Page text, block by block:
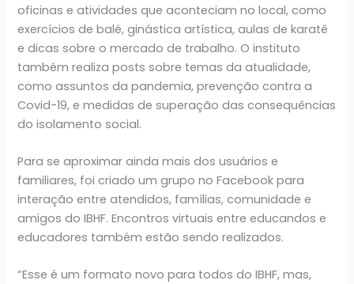
oficinas e atividades que aconteciam no local, como
exercícios de balé, ginástica artística, aulas de karatê
e dicas sobre o mercado de trabalho. O instituto
também realiza posts sobre temas da atualidade,
como assuntos da pandemia, prevenção contra a
Covid-19, e medidas de superação das consequências
do isolamento social.
Para se aproximar ainda mais dos usuários e
familiares, foi criado um grupo no Facebook para
interação entre atendidos, famílias, comunidade e
amigos do IBHF. Encontros virtuais entre educandos e
educadores também estão sendo realizados.
“Esse é um formato novo para todos do IBHF, mas,